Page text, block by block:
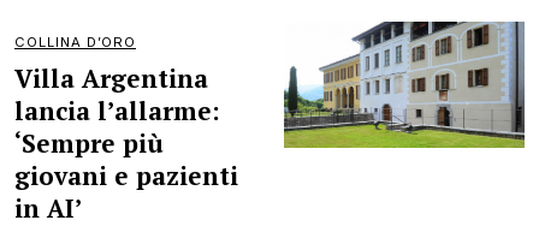
COLLINA D’ORO
Villa Argentina
lancia l’allarme:
‘Sempre più
giovani e pazienti
in AI’